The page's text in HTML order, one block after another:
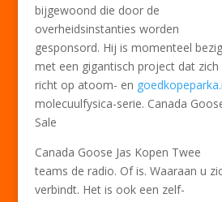
bijgewoond die door de
overheidsinstanties worden
gesponsord. Hij is momenteel bezig
met een gigantisch project dat zich
richt op atoom- en
molecuulfysica-serie. Canada
Sale
Canada Goose Jas Kopen Twee
teams de radio. Of is. Waaraan u
verbindt. Het is ook een zelf-